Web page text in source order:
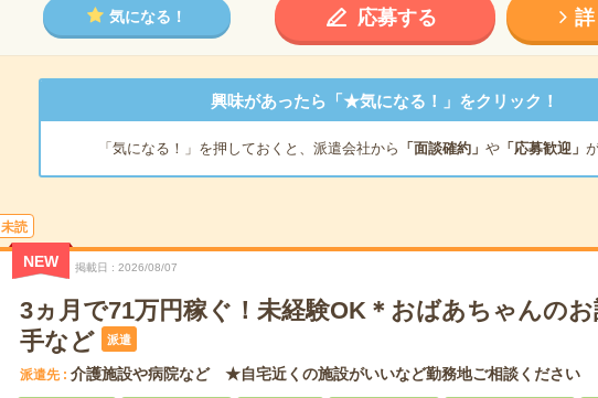
気になる！ 応募する
興味があったら「★気になる！」をクリック！
「気になる！」を押しておくと、派遣会社から 「面談確約」 や「応募歓迎」
未読
NEW 掲載日 2026/08/07
3ヵ月で71万円稼ぐ！未経験OK＊おばあちゃんのお
手など
派遣
派遣先 介護施設や病院など ★自宅近くの施設がいいなど勤務地ご相談ください